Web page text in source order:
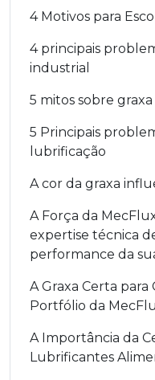
4 Motivos para
4 principais
industrial
5 mitos sobre
5 Principais
lubrificação
A cor da graxa
A Força da
expertise técnica
performance da
A Graxa Certa para
Portfólio da
A Importância da
Lubrificantes